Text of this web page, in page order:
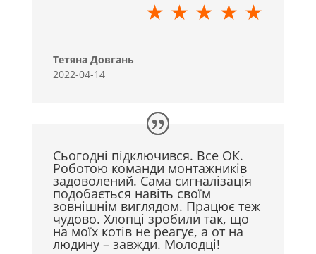
★ ★ ★ ★ ★
Тетяна Довгань
2022-04-14
Сьогодні підключився. Все ОК.
Роботою команди монтажників
задоволений. Сама сигналізація
подобається навіть своїм
зовнішнім виглядом. Працює теж
чудово. Хлопці зробили так, що
на моїх котів не реагує, а от на
людину – завжди. Молодці!